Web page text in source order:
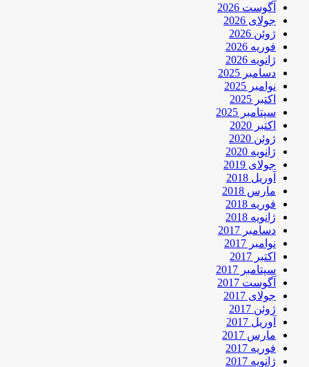
آگوست 2026
جولای 2026
ژوئن 2026
فوریه 2026
ژانویه 2026
دسامبر 2025
نوامبر 2025
اکتبر 2025
سپتامبر 2025
اکتبر 2020
ژوئن 2020
ژانویه 2020
جولای 2019
آوریل 2018
مارس 2018
فوریه 2018
ژانویه 2018
دسامبر 2017
نوامبر 2017
اکتبر 2017
سپتامبر 2017
آگوست 2017
جولای 2017
ژوئن 2017
آوریل 2017
مارس 2017
فوریه 2017
ژانویه 2017